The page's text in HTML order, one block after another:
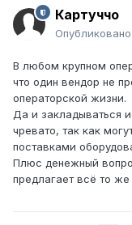
Картуччо
Опубликовано
В любом крупном
что один вендор не
операторской жизни.
Да и закладываться
чревато, так как
поставками
Плюс денежный
предлагает всё то